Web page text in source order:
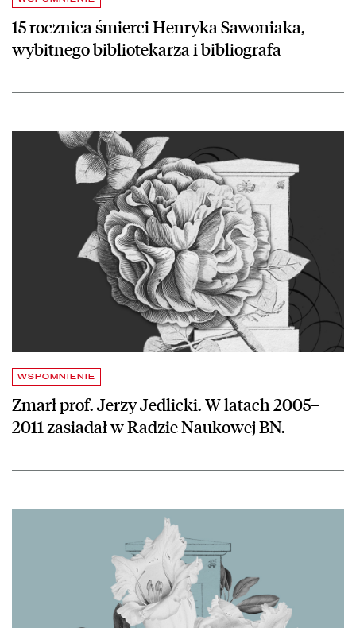
15 rocznica śmierci Henryka Sawoniaka,
wybitnego bibliotekarza i bibliografa
WSPOMNIENIE
Zmarł prof. Jerzy Jedlicki. W latach 2005–
2011 zasiadał w Radzie Naukowej BN.
czytaj więcej o Zmarł prof. Jerzy Jedlicki. W latach 2005–2011
czytaj więcej o Zmarła Stefania Skwirowska